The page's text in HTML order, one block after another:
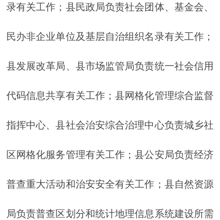
录有关工作；县民政局负责社会团体、基金会、
民办非企业单位及基层自治组织名录有关工作；
县发展改革局、县市场监管局负责统一社会信用
代码信息共享有关工作；县网格化管理综合监督
指挥中心、县社会治安综合治理中心负责城乡社
区网格化服务管理有关工作；县公安局负责经济
普查重大活动和治安安全有关工作；县自然资源
局负责普查区划分和统计地理信息系统建设所需